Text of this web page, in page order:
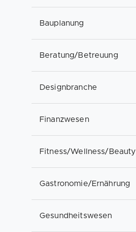
Bauplanung
Beratung/Betreuung
Designbranche
Finanzwesen
Fitness/Wellness/Beauty
Gastronomie/Ernährung
Gesundheitswesen